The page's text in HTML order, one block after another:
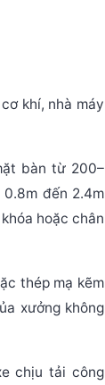
khí, nhà máy
bàn từ 200–
đến 2.4m
hoặc chân
thép mạ kẽm
xưởng không
chịu tải công